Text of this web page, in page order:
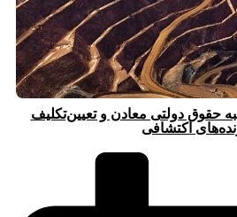
حقوق دولتی معادن و تعیین‌تکلیف
اکتشافی